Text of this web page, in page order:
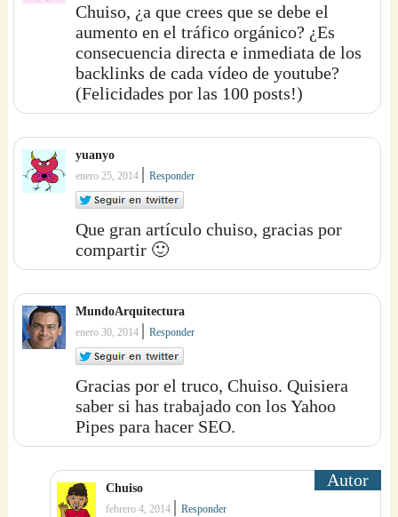
Chuiso, ¿a que crees que se debe el
aumento en el tráfico orgánico? ¿Es
consecuencia directa e inmediata de los
backlinks de cada vídeo de youtube?
(Felicidades por las 100 posts!)
yuanyo
enero 25, 2014 |Responder
Que gran artículo chuiso, gracias por
compartir 🙂
MundoArquitectura
enero 30, 2014 |Responder
Gracias por el truco, Chuiso. Quisiera
saber si has trabajado con los Yahoo
Pipes para hacer SEO.
Chuiso
febrero 4, 2014 |Responder